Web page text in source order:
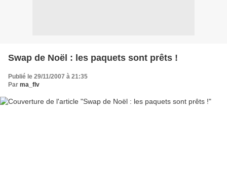
Swap de Noël : les paquets sont prêts !
Publié le 29/11/2007 à 21:35
Par ma_flv